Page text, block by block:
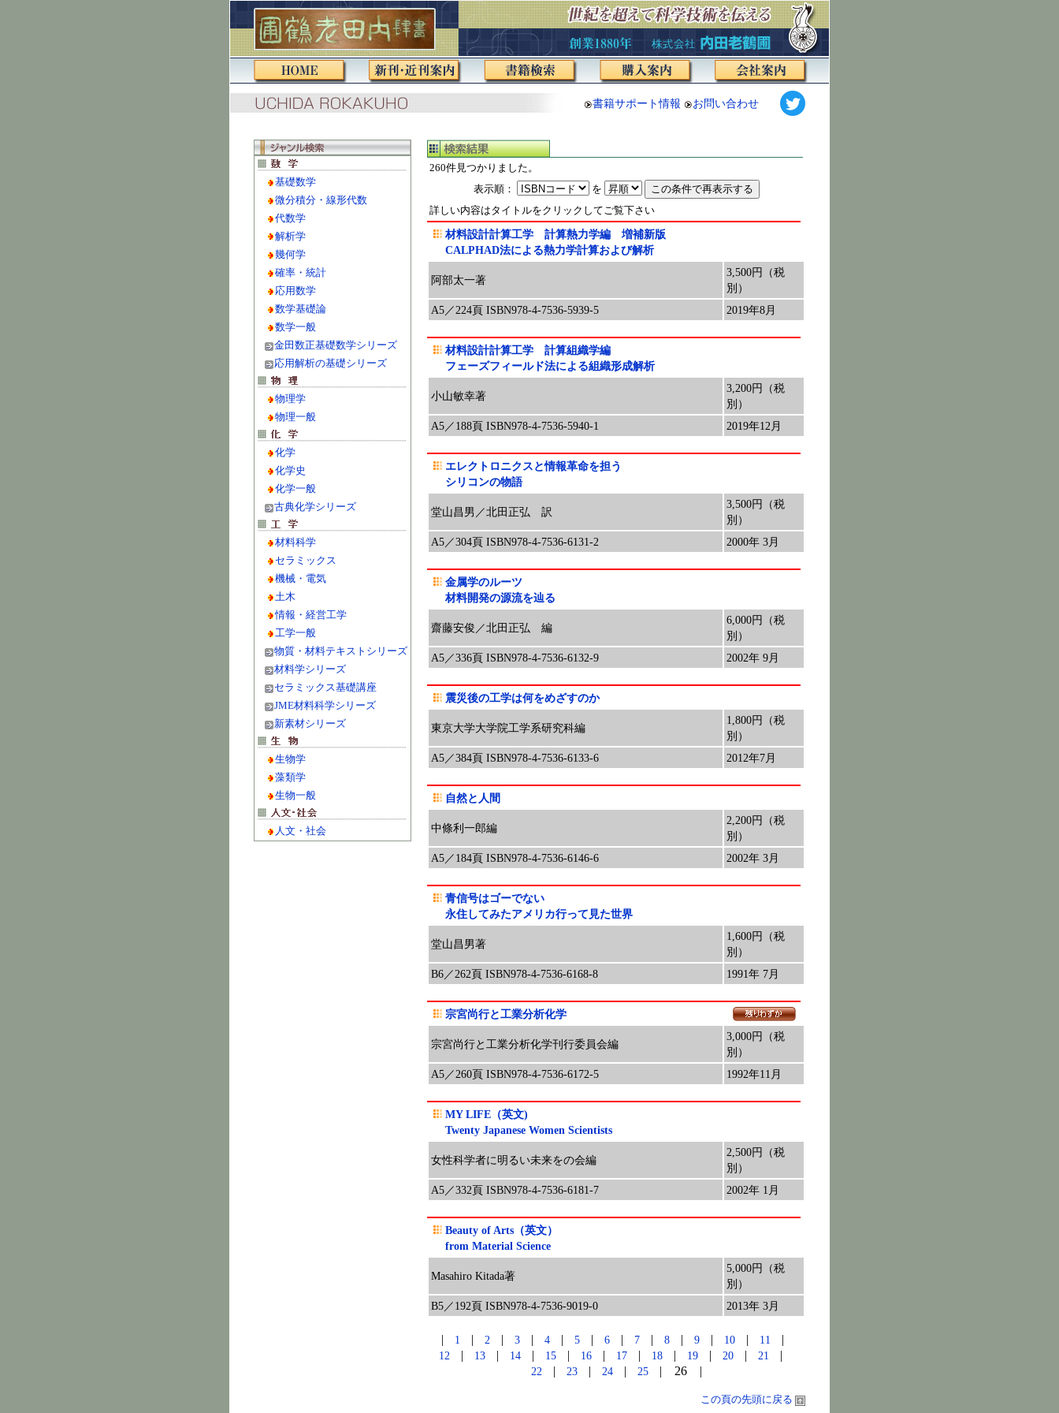
書籍サポート情報 お問い合わせ
基礎数学
微分積分・線形代数
代数学
解析学
幾何学
確率・統計
応用数学
数学基礎論
数学一般
金田数正基礎数学シリーズ
応用解析の基礎シリーズ
物理学
物理一般
化学
化学史
化学一般
古典化学シリーズ
材料科学
セラミックス
機械・電気
土木
情報・経営工学
工学一般
物質・材料テキストシリーズ
材料学シリーズ
セラミックス基礎講座
JME材料科学シリーズ
新素材シリーズ
生物学
藻類学
生物一般
人文・社会
260件見つかりました。
表示順：
を
詳しい内容はタイトルをクリックしてご覧下さい
材料設計計算工学 計算熱力学編 増補新版
CALPHAD法による熱力学計算および解析
阿部太一著
3,500円（税
別）
A5／224頁 ISBN978-4-7536-5939-5
2019年8月
材料設計計算工学 計算組織学編
フェーズフィールド法による組織形成解析
小山敏幸著
3,200円（税
別）
A5／188頁 ISBN978-4-7536-5940-1
2019年12月
エレクトロニクスと情報革命を担う
シリコンの物語
堂山昌男／北田正弘 訳
3,500円（税
別）
A5／304頁 ISBN978-4-7536-6131-2
2000年 3月
金属学のルーツ
材料開発の源流を辿る
齋藤安俊／北田正弘 編
6,000円（税
別）
A5／336頁 ISBN978-4-7536-6132-9
2002年 9月
震災後の工学は何をめざすのか
東京大学大学院工学系研究科編
1,800円（税
別）
A5／384頁 ISBN978-4-7536-6133-6
2012年7月
自然と人間
中條利一郎編
2,200円（税
別）
A5／184頁 ISBN978-4-7536-6146-6
2002年 3月
青信号はゴーでない
永住してみたアメリカ行って見た世界
堂山昌男著
1,600円（税
別）
B6／262頁 ISBN978-4-7536-6168-8
1991年 7月
宗宮尚行と工業分析化学
宗宮尚行と工業分析化学刊行委員会編
3,000円（税
別）
A5／260頁 ISBN978-4-7536-6172-5
1992年11月
MY LIFE（英文)
Twenty Japanese Women Scientists
女性科学者に明るい未来をの会編
2,500円（税
別）
A5／332頁 ISBN978-4-7536-6181-7
2002年 1月
Beauty of Arts（英文）
from Material Science
Masahiro Kitada著
5,000円（税
別）
B5／192頁 ISBN978-4-7536-9019-0
2013年 3月
| 1 | 2 | 3 | 4 | 5 | 6 | 7 | 8 | 9 | 10 | 11 |
12 | 13 | 14 | 15 | 16 | 17 | 18 | 19 | 20 | 21 |
22 | 23 | 24 | 25 | 26 |
この頁の先頭に戻る